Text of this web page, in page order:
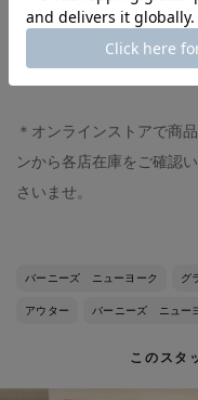
-スタッフ体型-
◼︎身長168センチ、体重70
◼︎イタリアサイズ48（モ
＊オンラインストアで商
ンから各店在庫をご確認
さいませ。
バーニーズ ニューヨーク グ
アウター バーニーズ ニュー
このスタ